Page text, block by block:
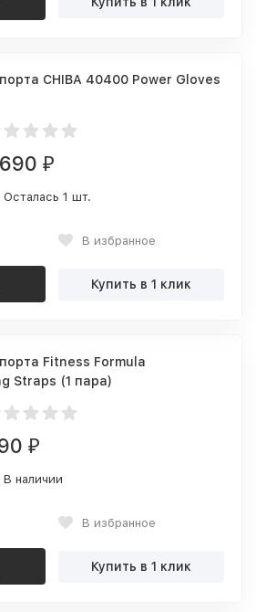
CHIBA 40400 Power Gloves
₽
Осталась 1 шт.
В избранное
Купить в 1 клик
Fitness Formula
Straps (1 пара)
₽
В наличии
В избранное
Купить в 1 клик